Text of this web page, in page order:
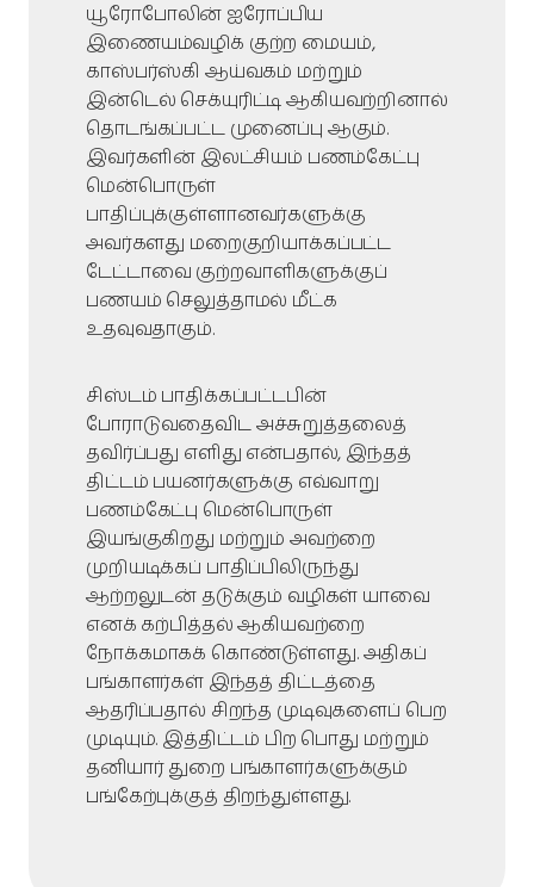
யூரோபோலின் ஐரோப்பிய
இணையம்வழிக் குற்ற மையம்,
காஸ்பர்ஸ்கி ஆய்வகம் மற்றும்
இன்டெல் செக்யுரிட்டி ஆகியவற்றினால்
தொடங்கப்பட்ட முனைப்பு ஆகும்.
இவர்களின் இலட்சியம் பணம்கேட்பு
மென்பொருள்
பாதிப்புக்குள்ளானவர்களுக்கு
அவர்களது மறைகுறியாக்கப்பட்ட
டேட்டாவை குற்றவாளிகளுக்குப்
பணயம் செலுத்தாமல் மீட்க
உதவுவதாகும்.
சிஸ்டம் பாதிக்கப்பட்டபின்
போராடுவதைவிட அச்சுறுத்தலைத்
தவிர்ப்பது எளிது என்பதால், இந்தத்
திட்டம் பயனர்களுக்கு எவ்வாறு
பணம்கேட்பு மென்பொருள்
இயங்குகிறது மற்றும் அவற்றை
முறியடிக்கப் பாதிப்பிலிருந்து
ஆற்றலுடன் தடுக்கும் வழிகள் யாவை
எனக் கற்பித்தல் ஆகியவற்றை
நோக்கமாகக் கொண்டுள்ளது. அதிகப்
பங்காளர்கள் இந்தத் திட்டத்தை
ஆதரிப்பதால் சிறந்த முடிவுகளைப் பெற
முடியும். இத்திட்டம் பிற பொது மற்றும்
தனியார் துறை பங்காளர்களுக்கும்
பங்கேற்புக்குத் திறந்துள்ளது.